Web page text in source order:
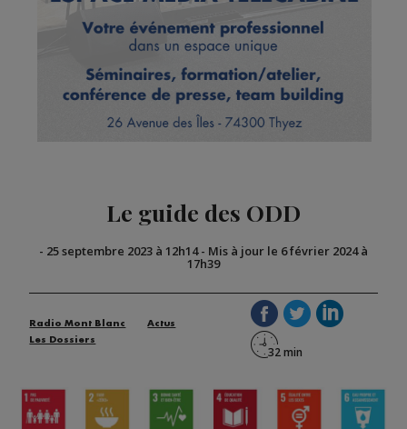
Le guide des ODD
- 25 septembre 2023 à 12h14- Mis à jour le 6 février 2024 à
17h39
Radio Mont Blanc
Actus
Les Dossiers